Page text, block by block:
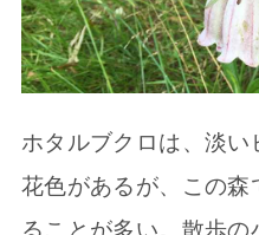
ホタルブクロは、淡
花色があるが、この森
ることが多い。散歩